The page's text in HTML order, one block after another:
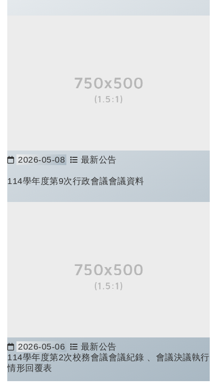
日期：2026-05-08 最新公告
114學年度第9次行政會議會議資料
日期：2026-05-06
最新公告
114學年度第2次校務會議會議紀錄 、會議決議執行
情形回覆表